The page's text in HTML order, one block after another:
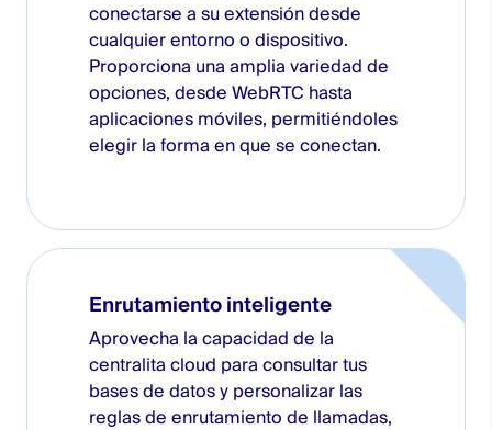
conectarse a su extensión desde
cualquier entorno o dispositivo.
Proporciona una amplia variedad de
opciones, desde WebRTC hasta
aplicaciones móviles, permitiéndoles
elegir la forma en que se conectan.
Enrutamiento inteligente
Aprovecha la capacidad de la
centralita cloud para consultar tus
bases de datos y personalizar las
reglas de enrutamiento de llamadas,